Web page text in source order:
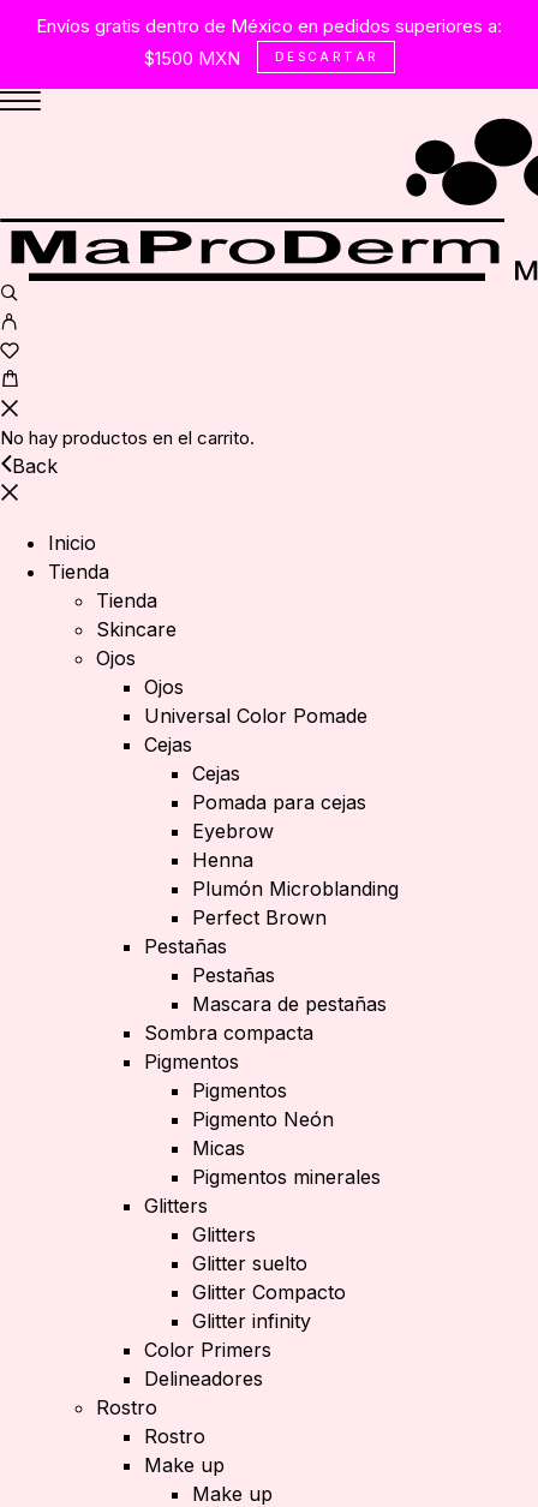
Envíos gratis dentro de México en pedidos superiores a:
$1500 MXN
DESCARTAR
No hay productos en el carrito.
Back
Inicio
Tienda
Tienda
Skincare
Ojos
Ojos
Universal Color Pomade
Cejas
Cejas
Pomada para cejas
Eyebrow
Henna
Plumón Microblanding
Perfect Brown
Pestañas
Pestañas
Mascara de pestañas
Sombra compacta
Pigmentos
Pigmentos
Pigmento Neón
Micas
Pigmentos minerales
Glitters
Glitters
Glitter suelto
Glitter Compacto
Glitter infinity
Color Primers
Delineadores
Rostro
Rostro
Make up
Make up